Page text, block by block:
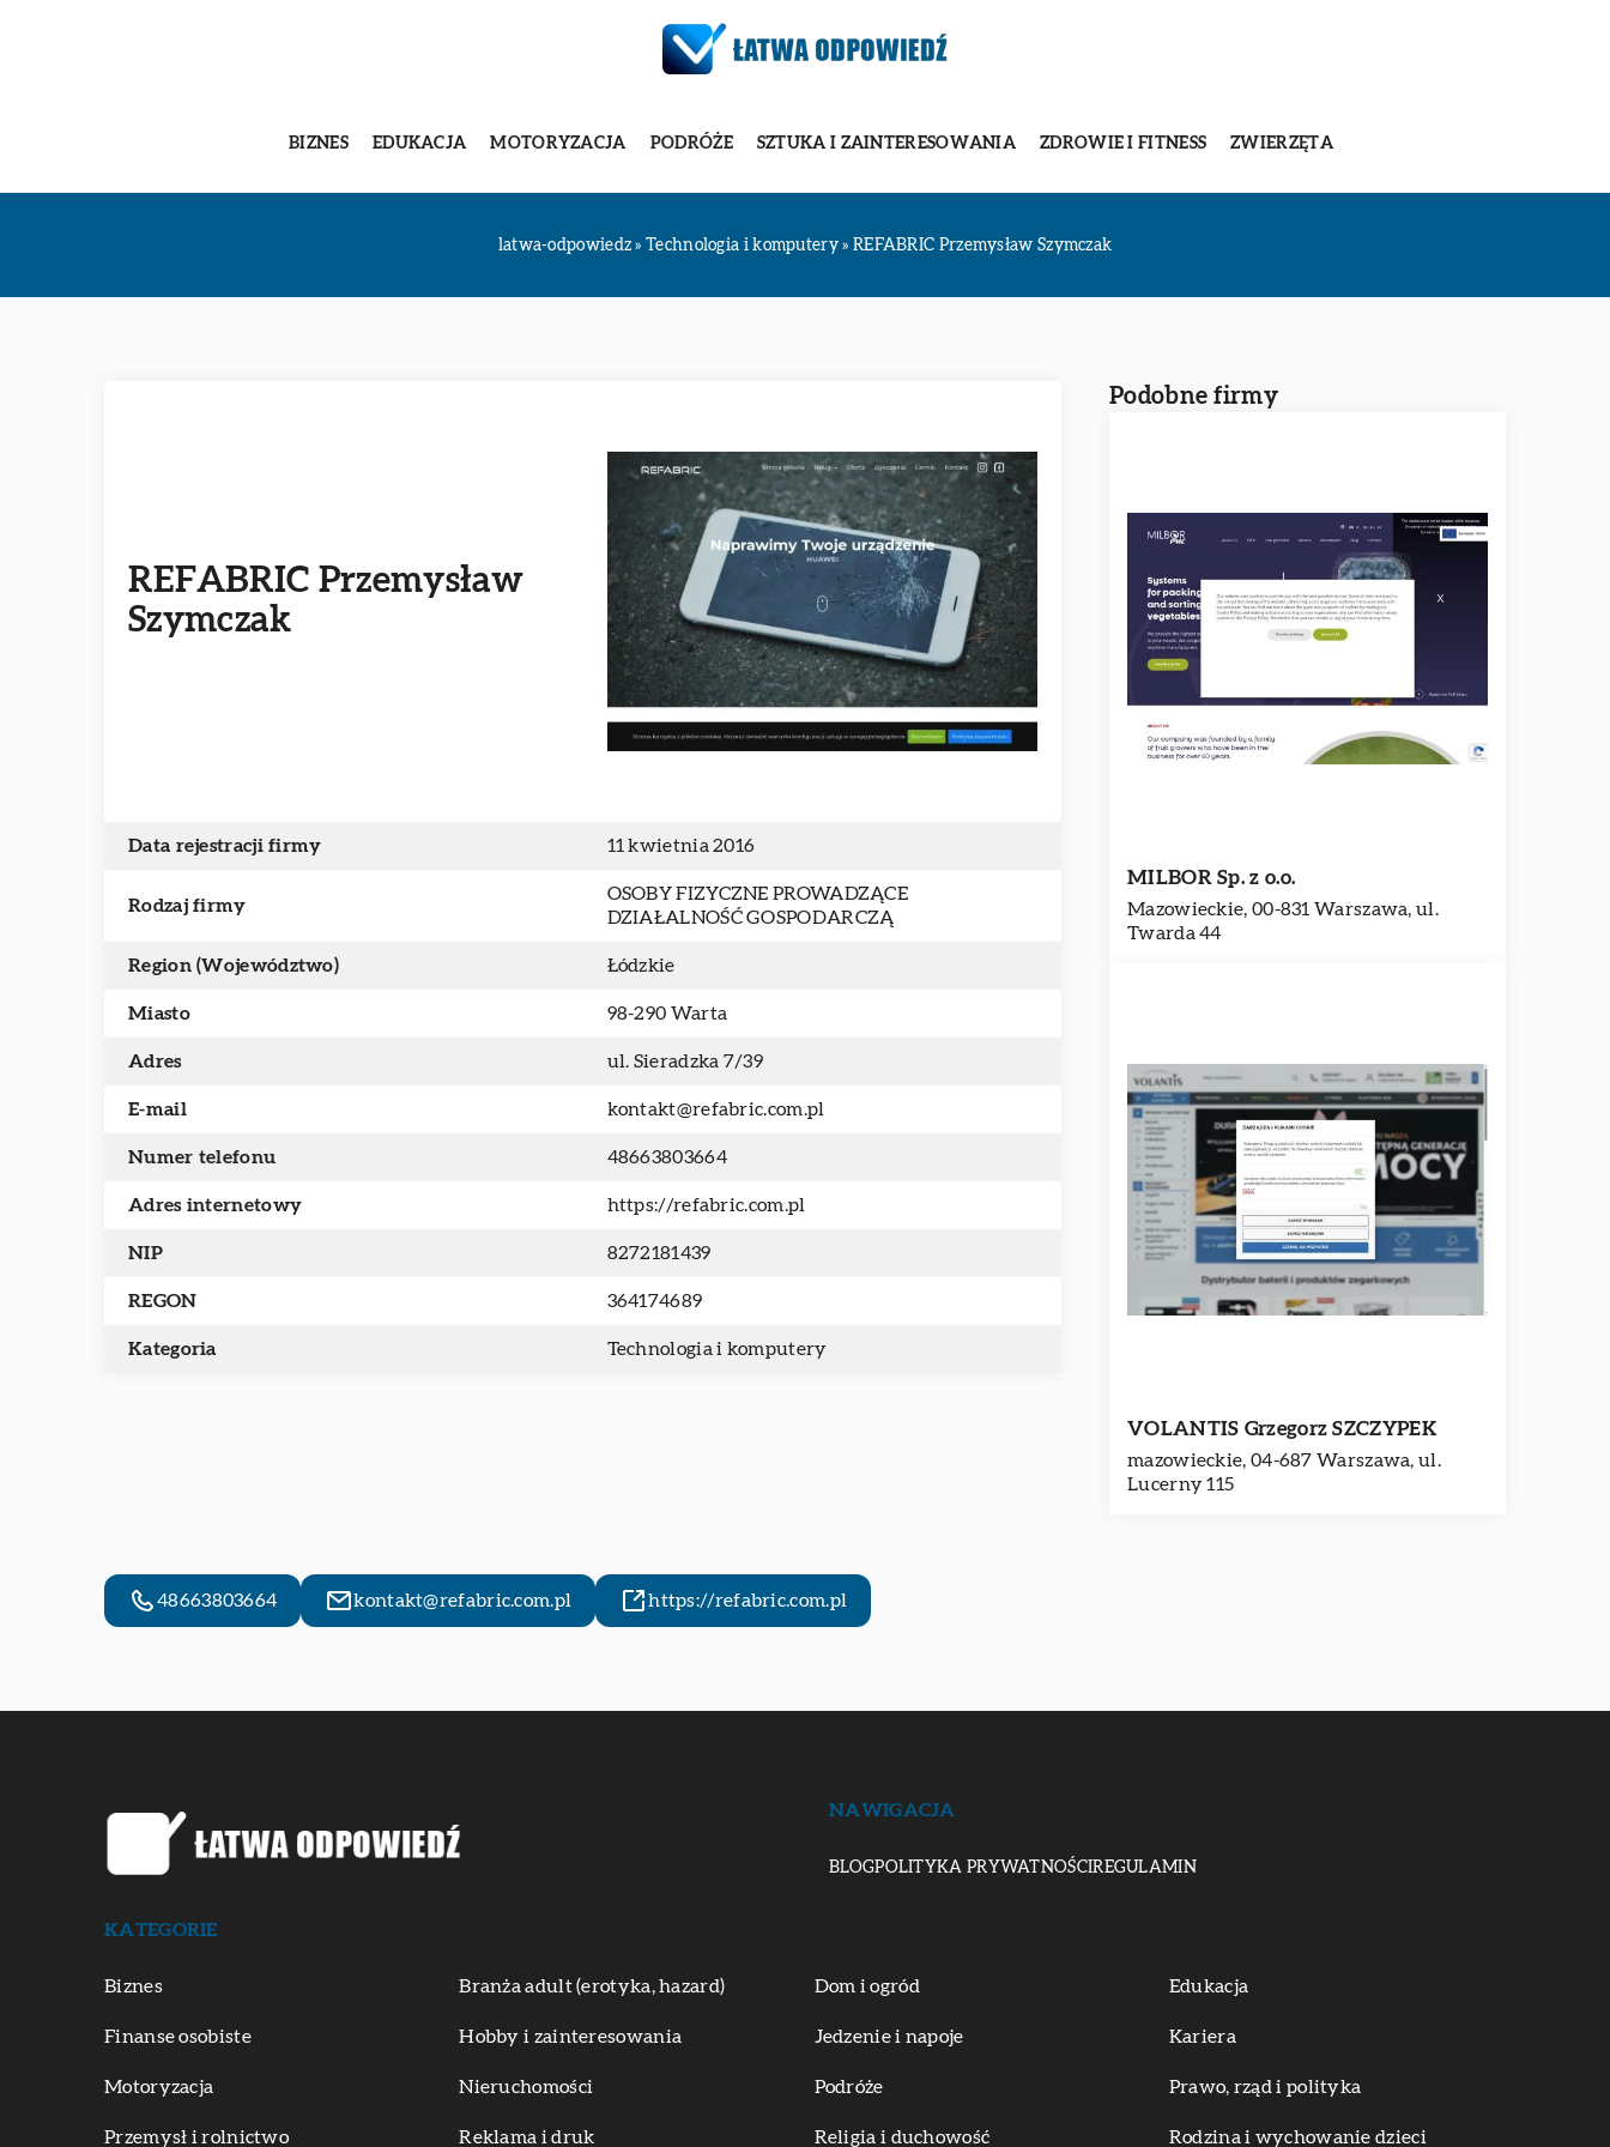
BIZNES EDUKACJA MOTORYZACJA PODRÓŻE SZTUKA I ZAINTERESOWANIA ZDROWIE I FITNESS ZWIERZĘTA
latwa-odpowiedz »Technologia i komputery » REFABRIC Przemysław Szymczak
REFABRIC Przemysław
Szymczak
Data rejestracji firmy 11 kwietnia 2016
Rodzaj firmy
OSOBY FIZYCZNE PROWADZĄCE
DZIAŁALNOŚĆ GOSPODARCZĄ
Region (Województwo) Łódzkie
Miasto 98-290 Warta
Adres ul. Sieradzka 7/39
E-mail kontakt@refabric.com.pl
Numer telefonu 48663803664
Adres internetowy https://refabric.com.pl
NIP 8272181439
REGON 364174689
Kategoria Technologia i komputery
Podobne firmy
MILBOR Sp. z o.o.
Mazowieckie, 00-831 Warszawa, ul.
Twarda 44
VOLANTIS Grzegorz SZCZYPEK
mazowieckie, 04-687 Warszawa, ul.
Lucerny 115
48663803664 kontakt@refabric.com.pl https://refabric.com.pl
NAWIGACJA
BLOGPOLITYKA PRYWATNOŚCIREGULAMIN
KATEGORIE
Biznes Branża adult (erotyka, hazard) Dom i ogród Edukacja
Finanse osobiste Hobby i zainteresowania Jedzenie i napoje Kariera
Motoryzacja Nieruchomości Podróże Prawo, rząd i polityka
Przemysł i rolnictwo Reklama i druk Religia i duchowość Rodzina i wychowanie dzieci